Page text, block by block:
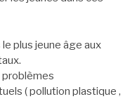
plus jeune âge aux
problèmes
( pollution plastique ,